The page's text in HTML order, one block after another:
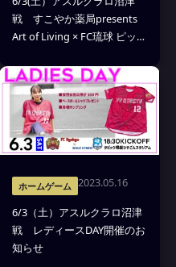
戦 すこやか薬局presents
Art of Living × FC琉球 ピッチ
たヨガに出逢おう」開催及
び参加者募集のお知らせ
ホームゲーム 2023.05.16
6/3（土）アスルクラロ沼津
戦 レディースDAY開催のお
知らせ